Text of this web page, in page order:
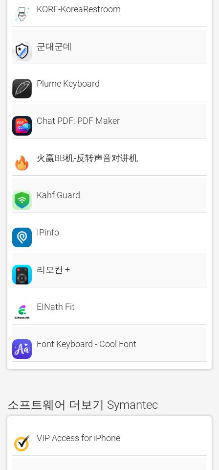
KORE-KoreaRestroom
군대군데
Plume Keyboard
Chat PDF: PDF Maker
火赢BB机-反转声音对讲机
Kahf Guard
IPinfo
리모컨 +
EINath Fit
Font Keyboard - Cool Font
소프트웨어 더보기 Symantec
VIP Access for iPhone